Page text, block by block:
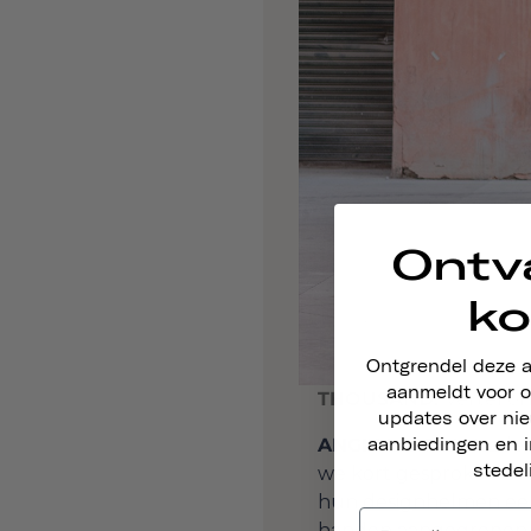
THOUSAND:Vertel
ANGIE EN TED: Nade
we kort gesproken
hun
Ontgrendel deze
aanmeldt voor
updates over
aanbiedingen en